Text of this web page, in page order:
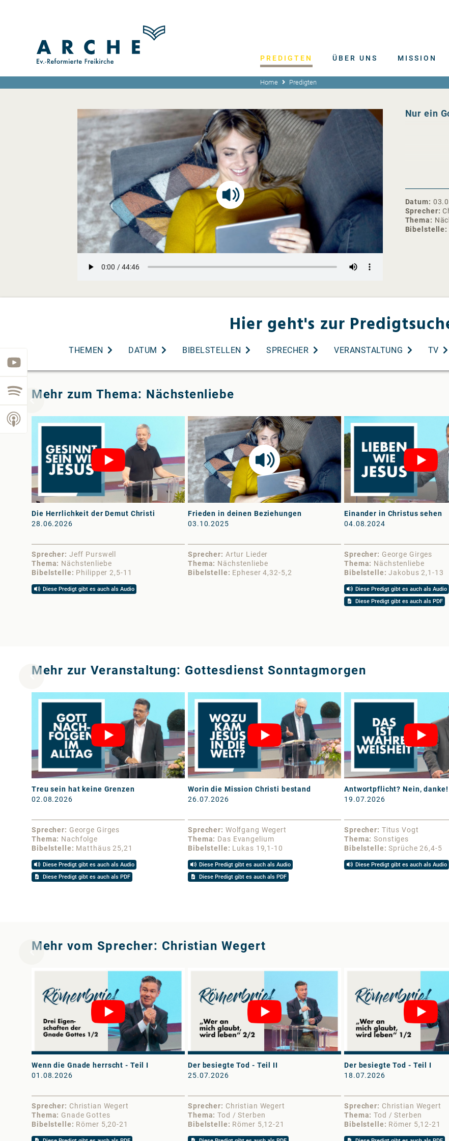
PREDIGTEN ÜBER UNS MISSION
Home Predigten
Nur ein
Datum
Sprecher
Thema
Bibelstelle
spotify
podcast
Hier geht's zur
THEMEN DATUM BIBELSTELLEN SPRECHER VERANSTALTUNG TV
Mehr zum Thema: Nächstenliebe
Die Herrlichkeit der Demut Christi
28.06.2026
Sprecher
Jeff Purswell
Thema
Nächstenliebe
Bibelstelle
Philipper 2,5-11
Diese Predigt gibt es auch als Audio
Frieden in deinen Beziehungen
03.10.2025
Sprecher
Artur Lieder
Thema
Nächstenliebe
Bibelstelle
Epheser 4,32-5,2
Einander in Christus sehen
04.08.2024
Sprecher
George Girges
Thema
Nächstenliebe
Bibelstelle
Jakobus 2,1-13
Diese Predigt gibt es auch als Audio
Diese Predigt gibt es auch als PDF
Mehr zur Veranstaltung: Gottesdienst Sonntagmorgen
Treu sein hat keine Grenzen
02.08.2026
Sprecher
George Girges
Thema
Nachfolge
Bibelstelle
Matthäus 25,21
Diese Predigt gibt es auch als Audio
Diese Predigt gibt es auch als PDF
Worin die Mission Christi bestand
26.07.2026
Sprecher
Wolfgang Wegert
Thema
Das Evangelium
Bibelstelle
Lukas 19,1-10
Diese Predigt gibt es auch als Audio
Diese Predigt gibt es auch als PDF
Antwortpflicht? Nein, danke!
19.07.2026
Sprecher
Titus Vogt
Thema
Sonstiges
Bibelstelle
Sprüche 26,4-5
Diese Predigt gibt es auch als Audio
Mehr vom Sprecher: Christian Wegert
Wenn die Gnade herrscht - Teil I
01.08.2026
Sprecher
Christian Wegert
Thema
Gnade Gottes
Bibelstelle
Römer 5,20-21
Der besiegte Tod - Teil II
25.07.2026
Sprecher
Christian Wegert
Thema
Tod / Sterben
Bibelstelle
Römer 5,12-21
Der besiegte Tod - Teil I
18.07.2026
Sprecher
Christian Wegert
Thema
Tod / Sterben
Bibelstelle
Römer 5,12-21